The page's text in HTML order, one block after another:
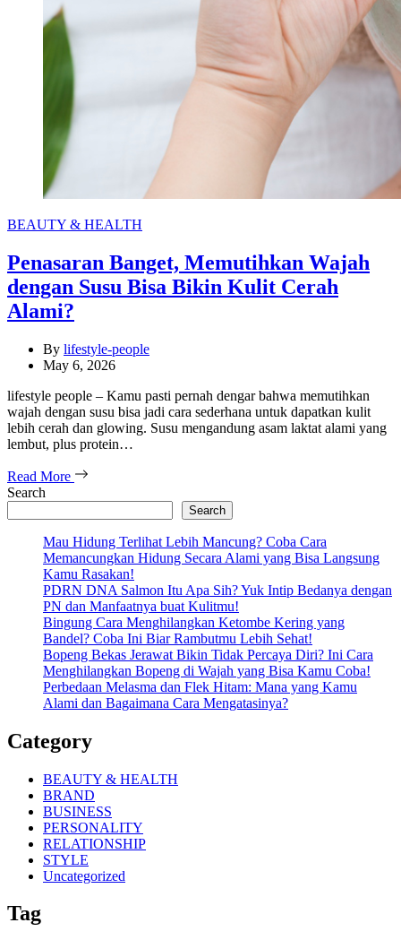
Categories
BEAUTY & HEALTH
Penasaran Banget, Memutihkan Wajah
dengan Susu Bisa Bikin Kulit Cerah
Alami?
By lifestyle-people
May 6, 2026
lifestyle people – Kamu pasti pernah dengar bahwa memutihkan
wajah dengan susu bisa jadi cara sederhana untuk dapatkan kulit
lebih cerah dan glowing. Susu mengandung asam laktat alami yang
lembut, plus protein…
Read More
Search
Search
Mau Hidung Terlihat Lebih Mancung? Coba Cara
Memancungkan Hidung Secara Alami yang Bisa Langsung
Kamu Rasakan!
PDRN DNA Salmon Itu Apa Sih? Yuk Intip Bedanya dengan
PN dan Manfaatnya buat Kulitmu!
Bingung Cara Menghilangkan Ketombe Kering yang
Bandel? Coba Ini Biar Rambutmu Lebih Sehat!
Bopeng Bekas Jerawat Bikin Tidak Percaya Diri? Ini Cara
Menghilangkan Bopeng di Wajah yang Bisa Kamu Coba!
Perbedaan Melasma dan Flek Hitam: Mana yang Kamu
Alami dan Bagaimana Cara Mengatasinya?
Category
BEAUTY & HEALTH
BRAND
BUSINESS
PERSONALITY
RELATIONSHIP
STYLE
Uncategorized
Tag